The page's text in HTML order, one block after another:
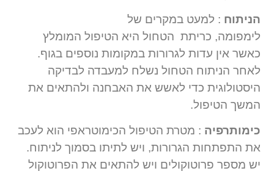
הניתוח : למעט במקרים של
לימפומה, כריתת הטחול היא הטיפול המומלץ
כאשר אין עדות לגרורות במקומות נוספים בגוף.
לאחר הניתוח הטחול נשלח למעבדה לבדיקה
היסטולוגית כדי לאשש את האבחנה ולהתאים את
המשך הטיפול.
כימותרפיה : מטרת הטיפול הכימוטראפי הוא לעכב
את התפתחות הגרורות, ויש לתיתו בסמוך לניתוח.
יש מספר פרוטוקולים ויש להתאים את הפרוטוקול